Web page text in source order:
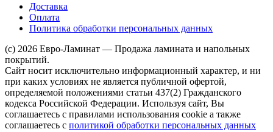
Доставка
Оплата
Политика обработки персональных данных
(c) 2026 Евро-Ламинат — Продажа ламината и напольных
покрытий.
Сайт носит исключительно информационный характер, и ни
при каких условиях не является публичной офертой,
определяемой положениями статьи 437(2) Гражданского
кодекса Российской Федерации. Используя сайт, Вы
соглашаетесь с правилами использования cookie а также
соглашаетесь с политикой обработки персональных данных